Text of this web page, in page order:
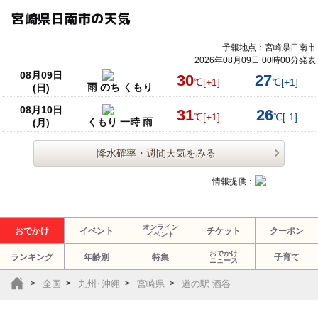
宮崎県日南市の天気
予報地点：宮崎県日南市
2026年08月09日 00時00分発表
08月09日
(日)
雨 のち くもり 30℃[+1] 27℃[+1]
08月10日
(月)
くもり 一時 雨 31℃[+1] 26℃[-1]
降水確率・週間天気をみる
情報提供：
おでかけ イベント
オンライン
イベント
チケット クーポン
ランキング 年齢別 特集
おでかけ
ニュース
子育て
全国 九州･沖縄 宮崎県 道の駅 酒谷